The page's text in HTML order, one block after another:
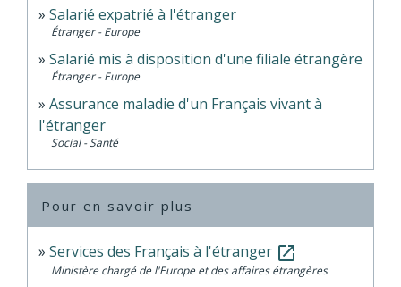
Salarié expatrié à l'étranger
Étranger - Europe
Salarié mis à disposition d'une filiale étrangère
Étranger - Europe
Assurance maladie d'un Français vivant à
l'étranger
Social - Santé
Pour en savoir plus
Services des Français à l'étranger open_in_new
Ministère chargé de l'Europe et des affaires étrangères